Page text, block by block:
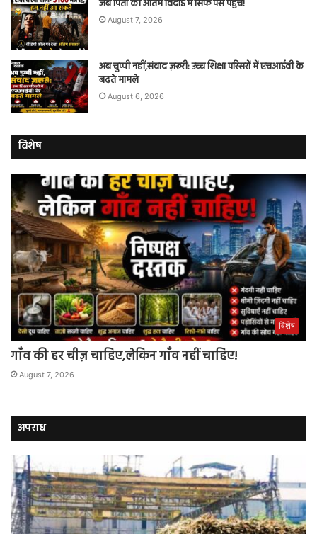
जब पिता की अंतिम विदाई में सिर्फ पैसे पहुंचे!
August 7, 2026
अब चुप्पी नहीं,संवाद ज़रूरी: उच्च शिक्षा परिसरों में एचआईवी के
बढ़ते मामले
August 6, 2026
विशेष
विशेष
गाँव की हर चीज़ चाहिए,लेकिन गाँव नहीं चाहिए!
August 7, 2026
अपराध